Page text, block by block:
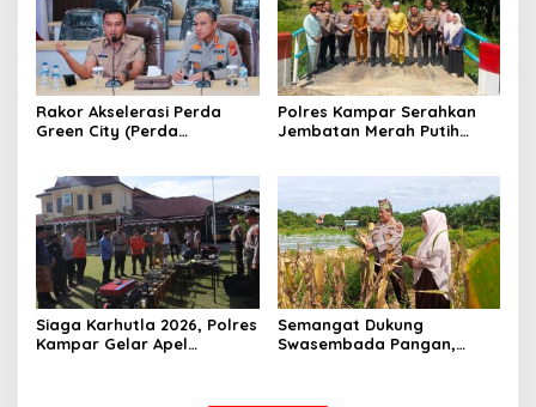
Rakor Akselerasi Perda
Green City (Perda
Lingkungan Hidup Kota
Pekanbaru dan Tim Pakar
Polres Kampar Serahkan
Jembatan Merah Putih
Siaga Karhutla 2026, Polres
Kampar Gelar Apel
Semangat Dukung
Swasembada Pangan,